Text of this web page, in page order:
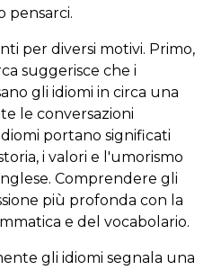
pensarci.
per diversi motivi. Primo,
suggerisce che i
gli idiomi in circa una
le conversazioni
portano significati
i valori e l'umorismo
Comprendere gli
più profonda con la
e del vocabolario.
gli idiomi segnala una